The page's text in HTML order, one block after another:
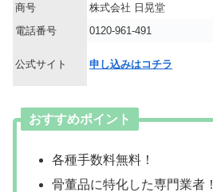
商号
株式会社 日晃堂
電話番号
0120-961-491
公式サイト 申し込みはコチラ
おすすめポイント
各種手数料無料！
骨董品に特化した専門業者！